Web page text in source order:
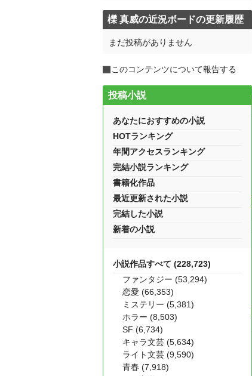
櫟 真威の近況ボードの更新履歴
まだ投稿がありません
このコンテンツについて報告する
投稿小説
あなたにおすすめの小説
HOTランキング
年間アクセスランキング
完結小説ランキング
書籍化作品
最近更新された小説
完結した小説
新着の小説
小説作品すべて (228,723)
ファンタジー (53,294)
恋愛 (66,353)
ミステリー (5,381)
ホラー (8,503)
SF (6,734)
キャラ文芸 (5,634)
ライト文芸 (9,590)
青春 (7,918)